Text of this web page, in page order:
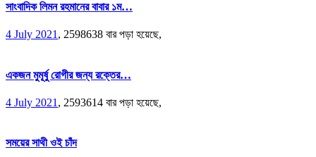
সাংবাদিক লিমন রহমানের বাবার ১ম…
4 July 2021, 2598638 বার পড়া হয়েছে,
একজন মুমূর্ষু রোগীর জন্য রক্তের…
4 July 2021 , 2593614 বার পড়া হয়েছে,
সময়ের সাথী ওই চাঁদ